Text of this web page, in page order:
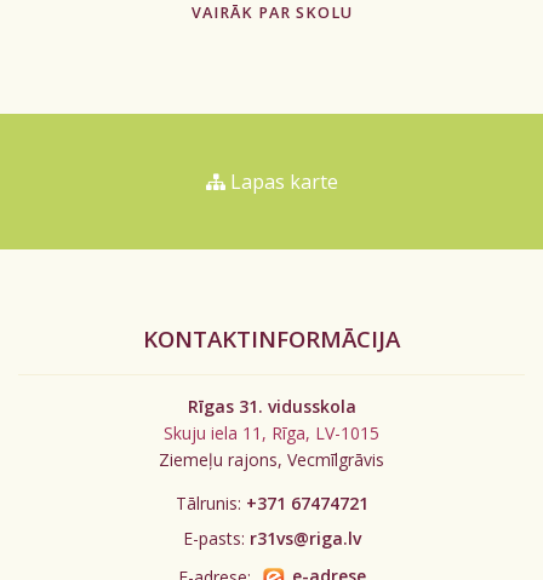
VAIRĀK PAR SKOLU
Lapas karte
KONTAKTINFORMĀCIJA
Rīgas 31. vidusskola
Skuju iela 11, Rīga, LV-1015
Ziemeļu rajons, Vecmīlgrāvis
Tālrunis: +371 67474721
E-pasts: r31vs@riga.lv